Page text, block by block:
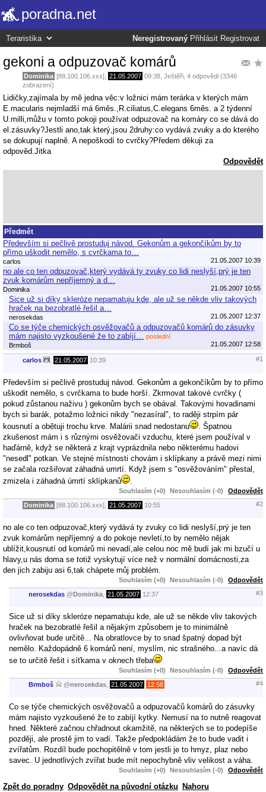
poradna.net
Neregistrovaný Přihlásit Registrovat
gekoni a odpuzovač komárů
Dominika [88.100.106.xxx], 21.05.2007 09:38 Ještěři , 4 odpovědi (3346
zobrazení)
Lidičky,zajímala by mě jedna věc:v ložnici mám terárka v kterých mám
E.macularis nejmladší má 6měs.,R.ciliatus,C.elegans 6měs. a 2 týdenní
U.milli,můžu v tomto pokoji používat odpuzovač na komáry co se dává do
el.zásuvky?Jestli ano,tak který,jsou 2druhy:co vydává zvuky a do kterého
se dokupují naplně. A nepoškodí to cvrčky?Předem děkuji za
odpověd.Jitka
Odpovědět
Předmět
Především si pečlivě prostuduj návod. Gekonům a gekončíkům by to
přímo uškodit nemělo, s cvrčkama to…
carlos 21.05.2007 10:39
no ale co ten odpuzovač,který vydává ty zvuky co lidi neslyší,prý je ten
zvuk komárům nepříjemný a d…
Dominika 21.05.2007 10:55
Sice už si díky skleróze nepamatuju kde, ale už se někde vliv takových
hraček na bezobratlé řešil a…
nerosekdas 21.05.2007 12:37
Co se týče chemických osvěžovačů a odpuzovačů komárů do zásuvky
mám najisto vyzkoušené že to zabíjí…
poslední
Brmboš
21.05.2007 12:58
carlos 21.05.2007 10:39 #1
Především si pečlivě prostuduj návod. Gekonům a gekončíkům by to přímo
uškodit nemělo, s cvrčkama to bude horší. Zkrmovat takové cvrčky (
pokud zůstanou naživu ) gekonům bych se obával. Takovými hovadinami
bych si barák, potažmo ložnici nikdy "nezasíral", to raději strpím pár
kousnutí a obětuji trochu krve. Malárii snad nedostanu
. Špatnou
zkušenost mám i s různými osvěžovači vzduchu, které jsem používal v
haďárně, když se některá z krajt vyprázdnila nebo některému hadovi
"nesedl" potkan. Ve stejné místnosti chovám i sklípkany a právě mezi nimi
se začala rozšiřovat záhadná umrtí. Když jsem s "osvěžováním" přestal,
zmizela i záhadná úmrtí sklípkanů
Souhlasím (+0) Nesouhlasím (-0) Odpovědět
Dominika [88.100.106.xxx], 21.05.2007 10:55 #2
no ale co ten odpuzovač,který vydává ty zvuky co lidi neslyší,prý je ten
zvuk komárům nepříjemný a do pokoje nevletí,to by nemělo nějak
ublížit,kousnutí od komárů mi nevadí,ale celou noc mě budí jak mi bzučí u
hlavy,u nás doma se totiž vyskytují více než v normální domácnosti,za
den jich zabiju asi 6,tak chápete můj problém.
Souhlasím (+0) Nesouhlasím (-0) Odpovědět
nerosekdas @Dominika 21.05.2007 12:37 #3
Sice už si díky skleróze nepamatuju kde, ale už se někde vliv takových
hraček na bezobratlé řešil a nějakým způsobem je to minimálně
ovlivňovat bude určitě... Na obratlovce by to snad špatný dopad být
nemělo. Každopádně 6 komárů není, myslím, nic strašného...a navíc dá
se to určitě řešit i síťkama v oknech třeba
Souhlasím (+0) Nesouhlasím (-0) Odpovědět
Brmboš @nerosekdas 21.05.2007 12:58 #4
Co se týče chemických osvěžovačů a odpuzovačů komárů do zásuvky
mám najisto vyzkoušené že to zabíjí kytky. Nemusí na to nutně reagovat
hned. Některé začnou chřadnout okamžitě, na některých se to podepíše
později, ale prostě jim to vadí. Takže předpokládám že to bude vadit i
zvířatům. Rozdíl bude pochopitělně v tom jestli je to hmyz, plaz nebo
savec. U jednotlivých zvířat bude mít nepochybně vliv velikost a váha.
Souhlasím (+0) Nesouhlasím (-0) Odpovědět
Zpět do poradny Odpovědět na původní otázku Nahoru